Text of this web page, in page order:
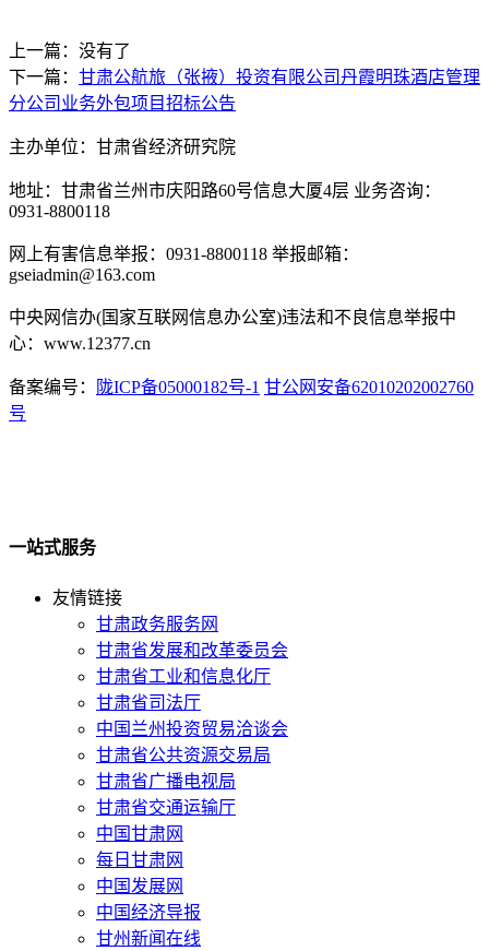
上一篇：没有了
下一篇： 甘肃公航旅（张掖）投资有限公司丹霞明珠酒店管理
分公司业务外包项目招标公告
主办单位：甘肃省经济研究院
地址：甘肃省兰州市庆阳路60号信息大厦4层 业务咨询：
0931-8800118
网上有害信息举报：0931-8800118 举报邮箱：
gseiadmin@163.com
中央网信办(国家互联网信息办公室)违法和不良信息举报中
心：www.12377.cn
备案编号： 陇ICP备05000182号-1 甘公网安备62010202002760
号
一站式服务
友情链接
甘肃政务服务网
甘肃省发展和改革委员会
甘肃省工业和信息化厅
甘肃省司法厅
中国兰州投资贸易洽谈会
甘肃省公共资源交易局
甘肃省广播电视局
甘肃省交通运输厅
中国甘肃网
每日甘肃网
中国发展网
中国经济导报
甘州新闻在线